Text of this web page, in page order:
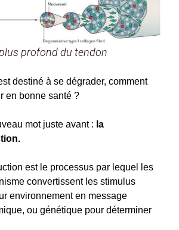
profond du tendon
destiné à se dégrader, comment
en bonne santé ?
mot juste avant : la
est le processus par lequel les
convertissent les stimulus
environnement en message
ou génétique pour déterminer